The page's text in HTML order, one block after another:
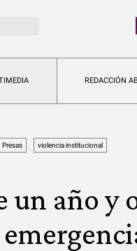
REDACCIÓN
Presas violencia institucional
un año y